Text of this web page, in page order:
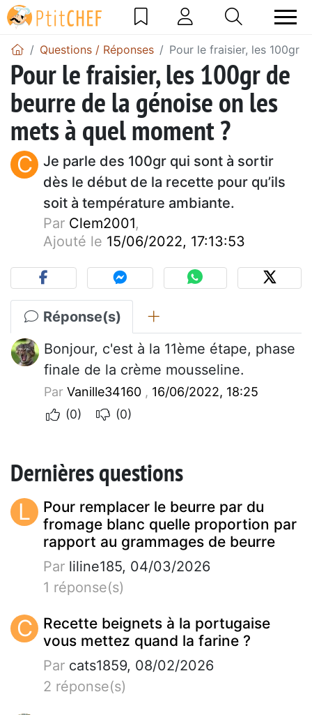
Questions / Réponses Pour le fraisier, les 100gr
Pour le fraisier, les 100gr de
beurre de la génoise on les
mets à quel moment ?
C
Je parle des 100gr qui sont à sortir
dès le début de la recette pour qu’ils
soit à température ambiante.
Par Clem2001,
Ajouté le 15/06/2022, 17:13:53
Réponse(s)
Bonjour, c'est à la 11ème étape, phase
finale de la crème mousseline.
Par Vanille34160 , 16/06/2022, 18:25
(0)
(0)
Dernières questions
L
Pour remplacer le beurre par du
fromage blanc quelle proportion par
rapport au grammages de beurre
Par liline185, 04/03/2026
1 réponse(s)
C
Recette beignets à la portugaise
vous mettez quand la farine ?
Par cats1859, 08/02/2026
2 réponse(s)